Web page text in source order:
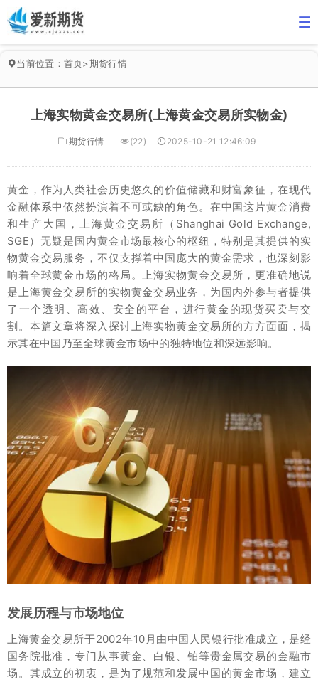
当前位置： 首页>期货行情
上海实物黄金交易所(上海黄金交易所实物金)
期货行情 (22) 2025-10-21 12:46:09
黄金，作为人类社会历史悠久的价值储藏和财富象征，在现代
金融体系中依然扮演着不可或缺的角色。在中国这片黄金消费
和生产大国，上海黄金交易所（Shanghai Gold Exchange,
SGE）无疑是国内黄金市场最核心的枢纽，特别是其提供的实
物黄金交易服务，不仅支撑着中国庞大的黄金需求，也深刻影
响着全球黄金市场的格局。上海实物黄金交易所，更准确地说
是上海黄金交易所的实物黄金交易业务，为国内外参与者提供
了一个透明、高效、安全的平台，进行黄金的现货买卖与交
割。本篇文章将深入探讨上海实物黄金交易所的方方面面，揭
示其在中国乃至全球黄金市场中的独特地位和深远影响。
发展历程与市场地位
上海黄金交易所于2002年10月由中国人民银行批准成立，是经
国务院批准，专门从事黄金、白银、铂等贵金属交易的金融市
场。其成立的初衷，是为了规范和发展中国的黄金市场，建立